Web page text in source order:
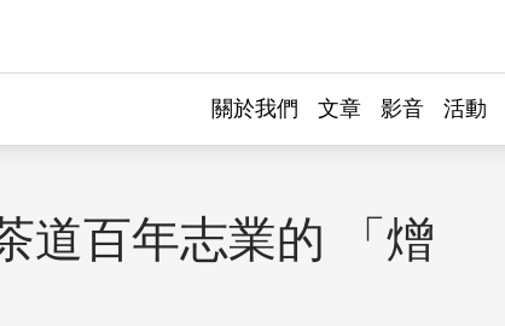
關於我們 文章 影音 活動
道百年志業的 「熷